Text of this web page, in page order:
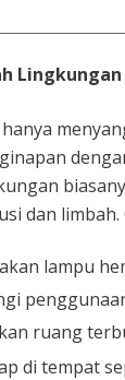
Lingkungan
dan limbah.
lampu
ruang
di tempat